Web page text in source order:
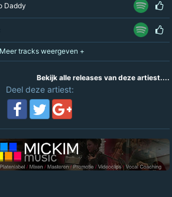
Daddy
Bekijk alle releases van deze artiest....
Deel deze artiest: